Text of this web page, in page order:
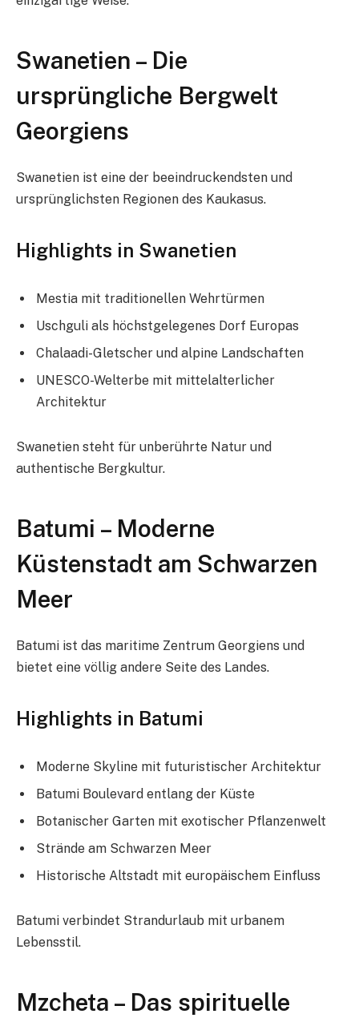
Swanetien – Die
ursprüngliche Bergwelt
Georgiens
Swanetien ist eine der beeindruckendsten und
ursprünglichsten Regionen des Kaukasus.
Highlights in Swanetien
Mestia mit traditionellen Wehrtürmen
Uschguli als höchstgelegenes Dorf Europas
Chalaadi-Gletscher und alpine Landschaften
UNESCO-Welterbe mit mittelalterlicher
Architektur
Swanetien steht für unberührte Natur und
authentische Bergkultur.
Batumi – Moderne
Küstenstadt am Schwarzen
Meer
Batumi ist das maritime Zentrum Georgiens und
bietet eine völlig andere Seite des Landes.
Highlights in Batumi
Moderne Skyline mit futuristischer Architektur
Batumi Boulevard entlang der Küste
Botanischer Garten mit exotischer Pflanzenwelt
Strände am Schwarzen Meer
Historische Altstadt mit europäischem Einfluss
Batumi verbindet Strandurlaub mit urbanem
Lebensstil.
Mzcheta – Das spirituelle